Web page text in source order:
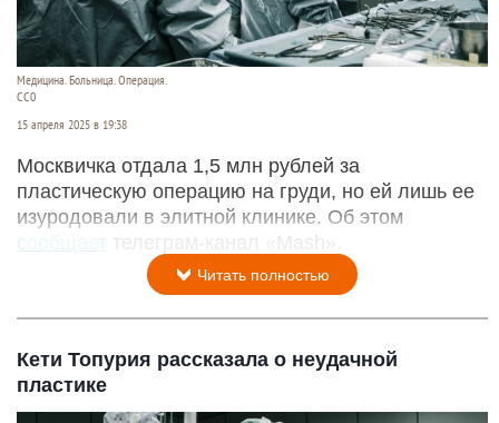
Медицина. Больница. Операция.
СС0
15 апреля 2025 в 19:38
Москвичка отдала 1,5 млн рублей за
пластическую операцию на груди, но ей лишь ее
изуродовали в элитной клинике. Об этом
сообщает
телеграм-канал «Mash».
Читать полностью
Кети Топурия рассказала о неудачной
пластике